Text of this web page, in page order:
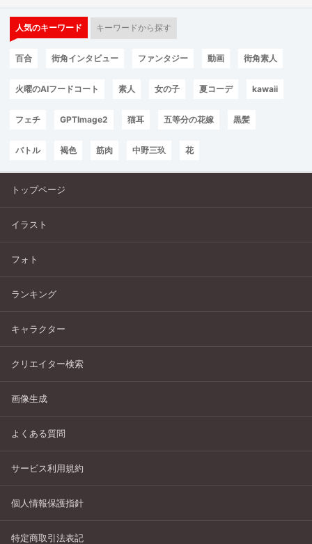
人気のキーワード キーワードから探す
百合 街角インタビュー ファンタジー 動画 街角素人
火曜のAIフードコート 素人 女の子 夏コーデ kawaii
フェチ GPTImage2 猫耳 五等分の花嫁 黒髪
バトル 褐色 筋肉 中野三玖 花
トップページ
イラスト
フォト
ランキング
キャラクター
クリエイター検索
画像生成
よくある質問
サービス利用規約
個人情報保護指針
特定商取引法表記